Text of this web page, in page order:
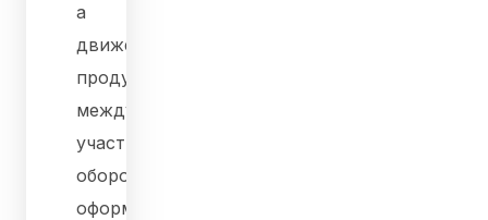
а
движение
продукции
между
участниками
оборота
оформляется